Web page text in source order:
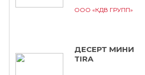
ООО «КДВ ГРУПП»
ДЕСЕРТ МИНИ
TIRA